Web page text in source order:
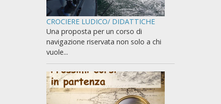
CROCIERE LUDICO/ DIDATTICHE
Una proposta per un corso di
navigazione riservata non solo a chi
vuole...